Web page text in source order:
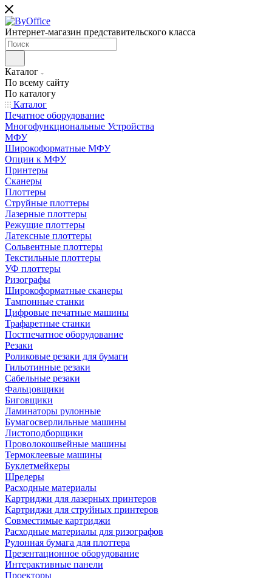
Интернет-магазин представительского класса
Каталог
По всему сайту
По каталогу
Каталог
Печатное оборудование
Многофункциональные Устройства
МФУ
Широкоформатные МФУ
Опции к МФУ
Принтеры
Сканеры
Плоттеры
Струйные плоттеры
Лазерные плоттеры
Режущие плоттеры
Латексные плоттеры
Сольвентные плоттеры
Текстильные плоттеры
УФ плоттеры
Ризографы
Широкоформатные сканеры
Тампонные станки
Цифровые печатные машины
Трафаретные станки
Постпечатное оборудование
Резаки
Роликовые резаки для бумаги
Гильотинные резаки
Сабельные резаки
Фальцовщики
Биговщики
Ламинаторы рулонные
Бумагосверлильные машины
Листоподборщики
Проволокошвейные машины
Термоклеевые машины
Буклетмейкеры
Шредеры
Расходные материалы
Картриджи для лазерных принтеров
Картриджи для струйных принтеров
Совместимые картриджи
Расходные материалы для ризографов
Рулонная бумага для плоттера
Презентационное оборудование
Интерактивные панели
Проекторы